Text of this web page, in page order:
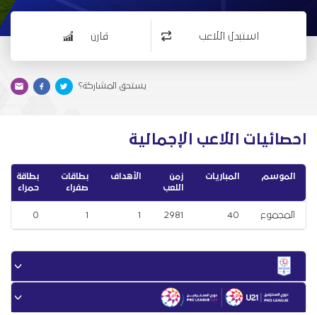
استبدل اللاعب قارن
يستحق المشاركة؟
احصائيات اللاعب الإجمالية
الموسم المباريات
زمن
اللعب
الأهداف
بطاقات
صفراء
بطاقة
حمراء
المجموع 40
2981
1
1
0